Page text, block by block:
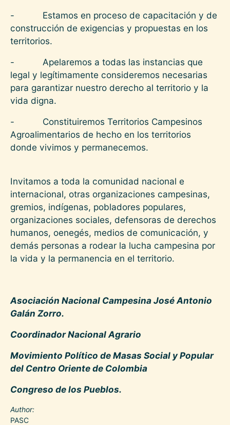
- Estamos en proceso de capacitación y de
construcción de exigencias y propuestas en los
territorios.
- Apelaremos a todas las instancias que
legal y legítimamente consideremos necesarias
para garantizar nuestro derecho al territorio y la
vida digna.
- Constituiremos Territorios Campesinos
Agroalimentarios de hecho en los territorios
donde vivimos y permanecemos.
Invitamos a toda la comunidad nacional e
internacional, otras organizaciones campesinas,
gremios, indígenas, pobladores populares,
organizaciones sociales, defensoras de derechos
humanos, oenegés, medios de comunicación, y
demás personas a rodear la lucha campesina por
la vida y la permanencia en el territorio.
Asociación Nacional Campesina José Antonio
Galán Zorro.
Coordinador Nacional Agrario
Movimiento Político de Masas Social y Popular
del Centro Oriente de Colombia
Congreso de los Pueblos.
Author
PASC